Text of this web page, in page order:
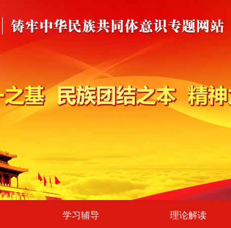
学习辅导 理论解读